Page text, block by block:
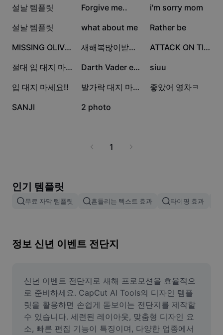
캡션 템플릿
이미지 병합
이미지 비율 조정
밈 생성기
AI Text Remover
AI People Remover
요약 템플릿
CapCut 서비스 약관 정보
Dreamina Seedance 2.0 Launch
2.6만
설날 템플릿 1만
Forgive me.. 6.9천
i'm sorry mom
3.6천
설날 템플릿 2.5천
what about me 1.9천
Rather be
1.8천 MISSING OLIVERTREE 1.4천 새해복많이받으세요 845 ATTACK ON TITAN
563 절대 입 대지 마세요!! 355 Darth Vader edit 348
siuu
300
입 대지 마세요!! 187 발가락 대지 마세요!! 44
좋았어 영차ㅋ
37
SANJI 2
2 photo
1
인기 템플릿
무료 자막 템플릿 흔들리는 텍스트 효과 타이핑 효과
정보 신년 이벤트 전단지
신년 이벤트 전단지로 새해 프로모션을 효율적으
로 준비하세요. CapCut AI Tools의 디자인 템플
릿을 활용하면 손쉽게 돋보이는 전단지를 제작할
수 있습니다. 세련된 레이아웃, 맞춤형 디자인 요
소, 빠른 편집 기능이 특징이며, 다양한 업종에서